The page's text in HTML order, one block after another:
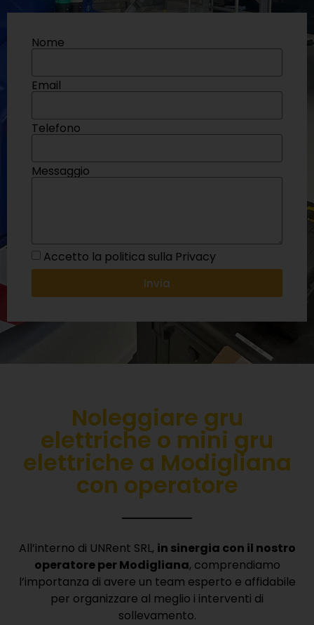
Nome
Email
Telefono
Messaggio
Accetto la politica sulla Privacy
Invia
Noleggiare gru
elettriche o mini gru
elettriche a Modigliana
con operatore
All’interno di UNRent SRL, in sinergia con il nostro
operatore per Modigliana, comprendiamo
l’importanza di avere un team esperto e affidabile
per organizzare al meglio i interventi di
sollevamento.